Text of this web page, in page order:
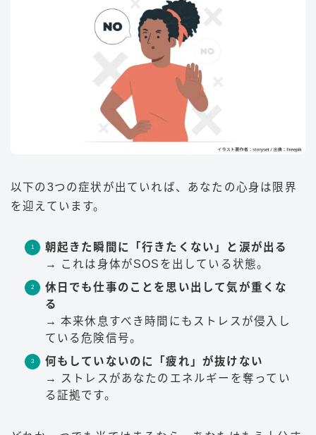
以下の3つの症状が出ていれば、あなたの心身は限界
を迎えています。
朝起きた瞬間に「行きたくない」と涙が出る
→ これは身体がSOSを出している状態。
休日でも仕事のことを思い出して気が重くな
る
→ 本来休息すべき時間にもストレスが侵入し
ている危険信号。
何もしていないのに「疲れ」が抜けない
→ ストレスがあなたのエネルギーを奪ってい
る証拠です。